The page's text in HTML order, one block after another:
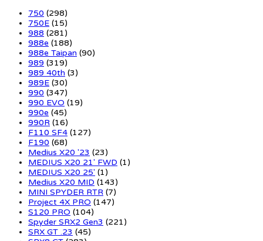
750 (298)
750E (15)
988 (281)
988e (188)
988e Taipan (90)
989 (319)
989 40th (3)
989E (30)
990 (347)
990 EVO (19)
990e (45)
990R (16)
F110 SF4 (127)
F190 (68)
Medius X20 '23 (23)
MEDIUS X20 21' FWD (1)
MEDIUS X20 25' (1)
Medius X20 MID (143)
MINI SPYDER RTR (7)
Project 4X PRO (147)
S120 PRO (104)
Spyder SRX2 Gen3 (221)
SRX GT .23 (45)